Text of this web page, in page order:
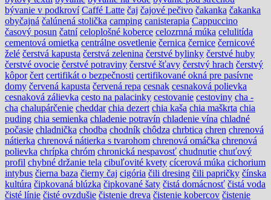
bývanie v podkroví Caffé Latte čaj čajové pečivo čakanka čakanka
obyčajná čalúnená stolička camping canisterapia Cappuccino
časový posun čatní celoplošné koberce celozrnná múka celulitída
cementová omietka centrálne osvetlenie černica černice černicové
želé čerstvá kapusta čerstvá zelenina čerstvé bylinky čerstvé huby
čerstvé ovocie čerstvé potraviny čerstvé šťavy čerstvý hrach čerstvý
kôpor čert certifikát o bezpečnosti certifikované okná pre pasívne
domy červená kapusta červená repa cesnak cesnaková polievka
cesnaková zálievka cesto na palacinky cestovanie cestoviny cha -
cha chalupárčenie cheddar chia dezert chia kaša chia maškrta chia
puding chia semienka chladenie potravín chladenie vína chladné
počasie chladnička chodba chodník chôdza chrbtica chren chrenová
nátierka chrenová nátierka s tvarohom chrenová omáčka chrenová
polievka chrípka chróm chronická nespavosť chudnutie chuťový
profil chybné držanie tela cibuľovité kvety cícerová múka cichorium
intybus čierna baza čierny čaj cigória čili dresing čili papričky čínska
kultúra čipkovaná blúzka čipkované šaty čistá domácnosť čistá voda
čisté línie čisté ovzdušie čistenie dreva čistenie kobercov čistenie